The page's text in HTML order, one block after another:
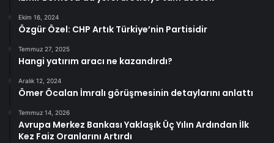
Ekim 16, 2024
Özgür Özel: CHP Artık Türkiye’nin Partisidir
Temmuz 27, 2025
Hangi yatırım aracı ne kazandırdı?
Aralık 12, 2024
Ömer Öcalan İmralı görüşmesinin detaylarını anlattı
Temmuz 14, 2026
Avrupa Merkez Bankası Yaklaşık Üç Yılın Ardından İlk
Kez Faiz Oranlarını Artırdı